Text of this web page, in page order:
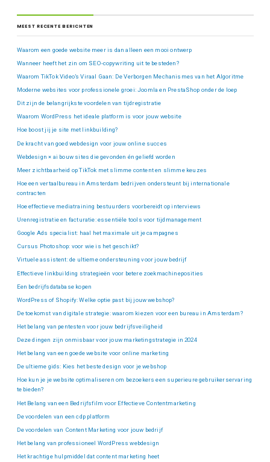
MEEST RECENTE BERICHTEN
Waarom een goede website meer is dan alleen een mooi ontwerp
Wanneer heeft het zin om SEO-copywriting uit te besteden?
Waarom TikTok Video’s Viraal Gaan: De Verborgen Mechanismes van het Algoritme
Moderne websites voor professionele groei: Joomla en PrestaShop onder de loep
Dit zijn de belangrijkste voordelen van tijdregistratie
Waarom WordPress het ideale platform is voor jouw website
Hoe boost jij je site met linkbuilding?
De kracht van goed webdesign voor jouw online succes
Webdesign × ai bouw sites die gevonden én geliefd worden
Meer zichtbaarheid op TikTok met slimme content en slimme keuzes
Hoe een vertaalbureau in Amsterdam bedrijven ondersteunt bij internationale
contracten
Hoe effectieve mediatraining bestuurders voorbereidt op interviews
Urenregistratie en facturatie: essentiële tools voor tijdmanagement
Google Ads specialist: haal het maximale uit je campagnes
Cursus Photoshop: voor wie is het geschikt?
Virtuele assistent: de ultieme ondersteuning voor jouw bedrijf
Effectieve linkbuilding strategieën voor betere zoekmachineposities
Een bedrijfsdatabase kopen
WordPress of Shopify: Welke optie past bij jouw webshop?
De toekomst van digitale strategie: waarom kiezen voor een bureau in Amsterdam?
Het belang van pentesten voor jouw bedrijfsveiligheid
Deze dingen zijn onmisbaar voor jouw marketingstrategie in 2024
Het belang van een goede website voor online marketing
De ultieme gids: Kies het beste design voor je webshop
Hoe kun je je website optimaliseren om bezoekers een superieure gebruikerservaring
te bieden?
Het Belang van een Bedrijfsfilm voor Effectieve Contentmarketing
De voordelen van een cdp platform
De voordelen van Content Marketing voor jouw bedrijf
Het belang van professioneel WordPress webdesign
Het krachtige hulpmiddel dat content marketing heet